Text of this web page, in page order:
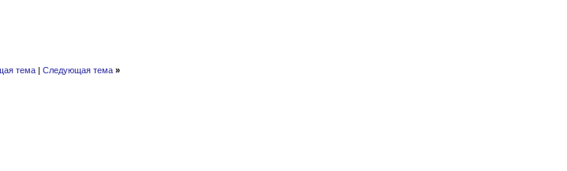
тема| Следующая тема »